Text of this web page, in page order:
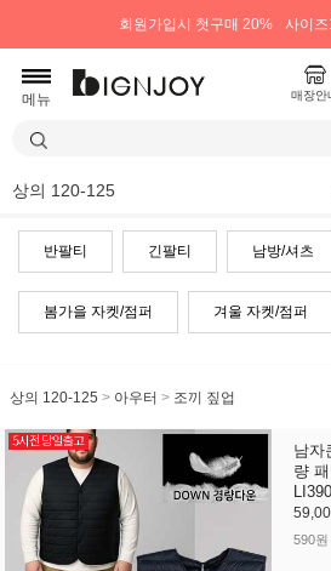
회원가입시 첫구매 20% 사이
메뉴 매장안
상의 120-125
반팔티 긴팔티 남방/셔츠
봄가을 자켓/점퍼 겨울 자켓/점퍼
상의 120-125 > 아우터 > 조끼 짚업
남자
량
590원